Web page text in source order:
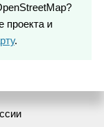
проекта и
.